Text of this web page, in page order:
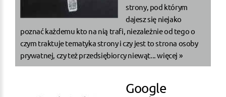
strony, pod którym
dajesz się niejako
poznać każdemu kto na nią trafi, niezależnie od tego o
czym traktuje tematyka strony i czy jest to strona osoby
prywatnej, czy też przedsiębiorcy niewąt...więcej »
Google